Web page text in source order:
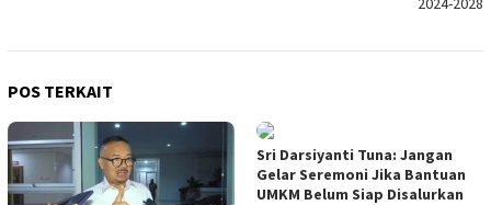
POS TERKAIT
Sri Darsiyanti Tuna: Jangan
Gelar Seremoni Jika Bantuan
UMKM Belum Siap Disalurkan